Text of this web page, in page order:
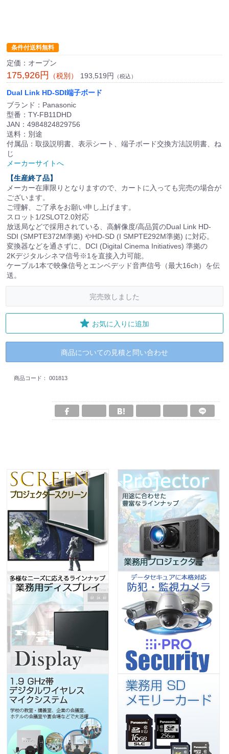
条件付送料無料
定価：オープン
175,926円 （税別） 193,519円 （税込）
Dual Link HD-SDI端子ボード
ブランド：Panasonic
型番：TY-FB11DHD
JAN：4984824829756
送料：別途
付属品：取扱説明書、表示シート、端子ボード交換方法説明書、ね
じ
メーカーサイトへ
【生産終了品】
メーカー在庫限りとなりますので、カートに入っても完売の場合が
ございます。
ご理解、ご了承をお願い申し上げます。
スロット1/2SLOT2.0対応
放送局などで採用されている、高解像度/高品質のDual Link HD-
SDI (SMPTE372M準拠) やHD-SD (I SMPTE292M準拠) に対応。
変換器などを通さずに、DCI (Digital Cinema Initiatives) 準拠の
2Kデジタルシネマ信号※1を直接入力可能。
ケーブル1本で映像信号とエンベデッド音声信号（最大16ch）を伝
送。
完売致しました
お気に入りに追加
商品についての見積と問い合わせ
商品コード： 001813